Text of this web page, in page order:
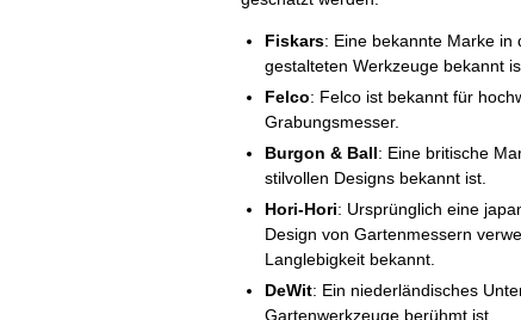
Fiskars: Eine bekannte Marke in
gestalteten Werkzeuge bekannt
Felco: Felco ist bekannt für
Grabungsmesser.
Burgon & Ball: Eine britische
stilvollen Designs bekannt ist.
Hori-Hori: Ursprünglich eine
Design von Gartenmessern
Langlebigkeit bekannt.
DeWit: Ein niederländisches
Gartenwerkzeuge berühmt ist.